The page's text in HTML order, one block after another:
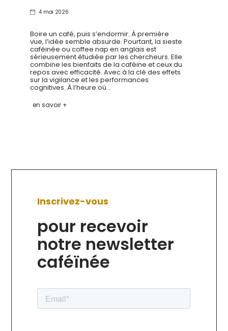
4 mai 2026
Boire un café, puis s’endormir. À première
vue, l’idée semble absurde. Pourtant, la sieste
caféinée ou coffee nap en anglais est
sérieusement étudiée par les chercheurs. Elle
combine les bienfaits de la caféine et ceux du
repos avec efficacité. Avec à la clé des effets
sur la vigilance et les performances
cognitives. À l’heure où…
en savoir +
Inscrivez-vous
pour recevoir
notre newsletter
caféïnée